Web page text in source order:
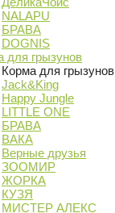
NALAPU
БРАВА
DOGNIS
для грызунов
Корма для грызунов
Jack&King
Happy Jungle
LITTLE ONE
БРАВА
ВАКА
Верные друзья
ЗООМИР
ЖОРКА
КУЗЯ
МИСТЕР АЛЕКС